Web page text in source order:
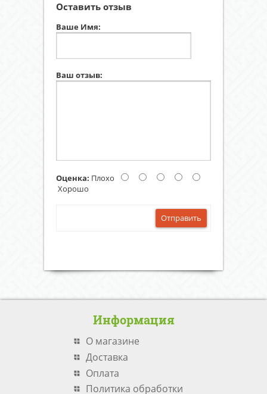
Оставить отзыв
Ваше Имя:
Ваш отзыв:
Оценка: Плохо
Хорошо
Отправить
Информация
О магазине
Доставка
Оплата
Политика обработки